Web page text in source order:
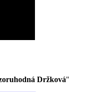
Držková"